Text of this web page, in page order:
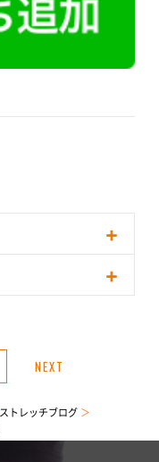
NEXT
ストレッチブログ